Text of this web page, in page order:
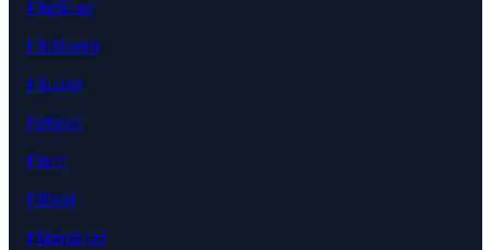
Făgăraș
Fălticeni
Făurei
Fetești
Fieni
Filiași
Flămânzi